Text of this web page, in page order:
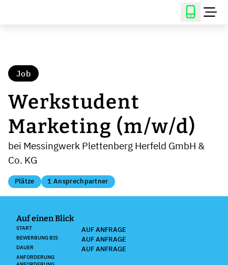
Job
Werkstudent
Marketing (m/w/d)
bei Messingwerk Plettenberg Herfeld GmbH &
Co. KG
Plätze 1 Ansprechpartner
Auf einen Blick
START AUF ANFRAGE
BEWERBUNG BIS AUF ANFRAGE
DAUER AUF ANFRAGE
ANFORDERUNG